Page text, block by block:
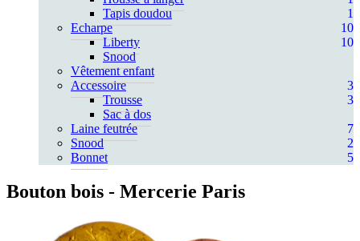
Tapis doudou
1
Echarpe
10
Liberty
10
Snood
Vêtement enfant
Accessoire
3
Trousse
3
Sac à dos
Laine feutrée
7
Snood
2
Bonnet
5
Bouton bois - Mercerie Paris